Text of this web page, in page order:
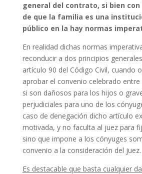
general del contrato, si bien
de que la familia es una
público en la hay normas
En realidad dichas normas
reconducir a dos principios
artículo 90 del Código Civil, cuando
aprobar el convenio celebrado entre
si son dañosos para los hijos o
perjudiciales para uno de los
caso de denegación dicho artículo
motivada, y no faculta al juez para
sino que impone a los cónyuges
convenio a la consideración del juez.
Es destacable que basta cualquier